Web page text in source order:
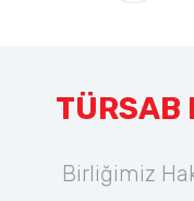
TÜRSAB
Birliğimiz